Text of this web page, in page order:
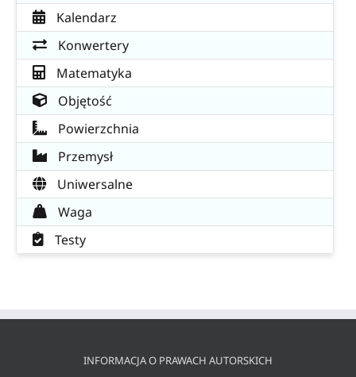
Kalendarz
Konwertery
Matematyka
Objętość
Powierzchnia
Przemysł
Uniwersalne
Waga
Testy
INFORMACJA O PRAWACH AUTORSKICH